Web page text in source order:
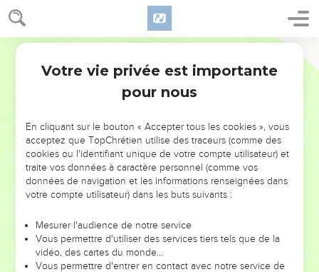
NE MANQUEZ PAS L’ÉVÉNEMENT
DE L’ANNÉE !
ET SI LEURS ERREURS POUVAIENT VOUS ÉVITER LES
VOTRES ?
leur foi ou leur vision. Mais on voit moins les doutes, les erreurs
et les saisons difficiles qu'ils ont traversés, alors même que ce
sont elles qui les ont façonnés.
Votre vie privée est importante
pour nous
En cliquant sur le bouton « Accepter tous les cookies », vous
acceptez que TopChrétien utilise des traceurs (comme des
cookies ou l'identifiant unique de votre compte utilisateur) et
traite vos données à caractère personnel (comme vos
données de navigation et les informations renseignées dans
votre compte utilisateur) dans les buts suivants :
Mesurer l'audience de notre service
Vous permettre d'utiliser des services tiers tels que de la
vidéo, des cartes du monde…
Vous permettre d'entrer en contact avec notre service de